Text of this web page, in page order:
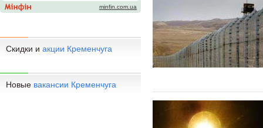
Скидки и акции Кременчуга
Новые вакансии Кременчуга